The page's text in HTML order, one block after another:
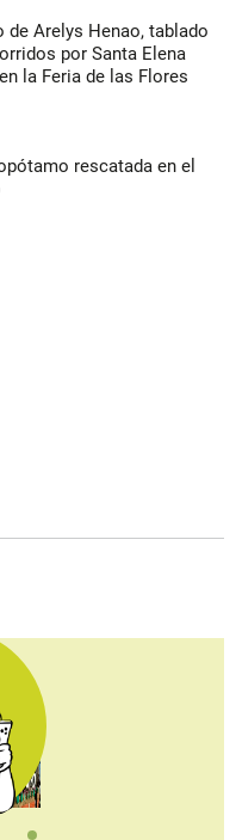
Arelys Henao, tablado
por Santa Elena
la Feria de las Flores
rescatada en el